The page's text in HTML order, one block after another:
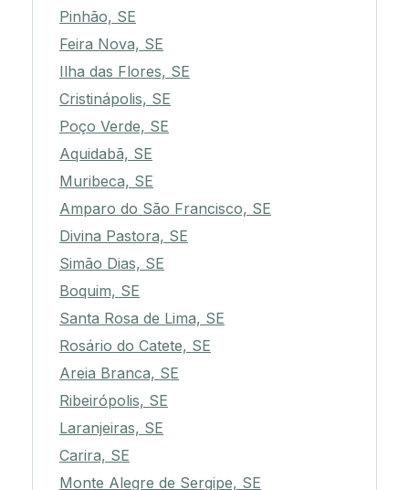
Pinhão, SE
Feira Nova, SE
Ilha das Flores, SE
Cristinápolis, SE
Poço Verde, SE
Aquidabã, SE
Muribeca, SE
Amparo do São Francisco, SE
Divina Pastora, SE
Simão Dias, SE
Boquim, SE
Santa Rosa de Lima, SE
Rosário do Catete, SE
Areia Branca, SE
Ribeirópolis, SE
Laranjeiras, SE
Carira, SE
Monte Alegre de Sergipe, SE